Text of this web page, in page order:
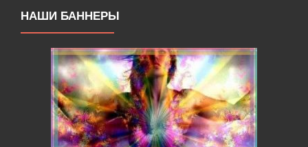
НАШИ БАННЕРЫ